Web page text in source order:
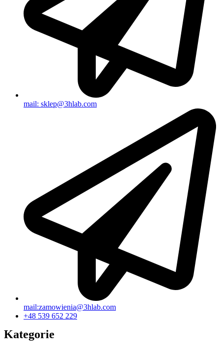
mail: sklep@3hlab.com
mail:zamowienia@3hlab.com
+48 539 652 229
Kategorie